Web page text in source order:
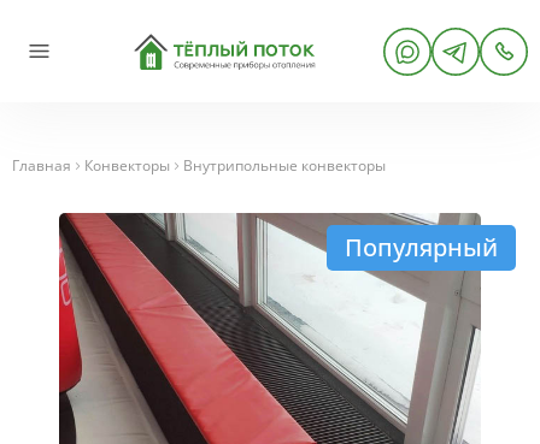
Главная Конвекторы Внутрипольные конвекторы
Популярный